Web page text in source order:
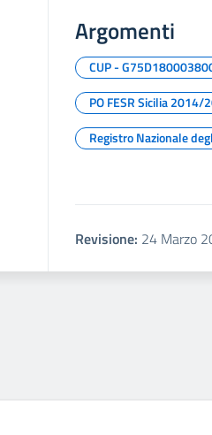
Argomenti
CUP -
PO FESR Sicilia 2014/
Registro Nazionale
Revisione: 24 Marzo